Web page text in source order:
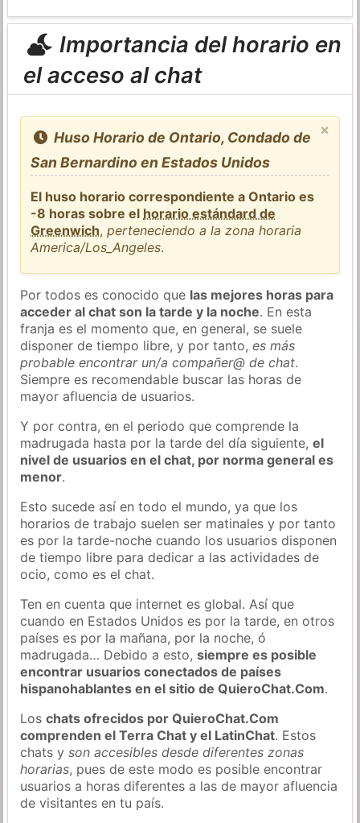
Importancia del horario en
el acceso al chat
×
Huso Horario de Ontario, Condado de
San Bernardino en Estados Unidos
El huso horario correspondiente a Ontario es
-8 horas sobre el horario estándard de
Greenwich,perteneciendo a la zona horaria
America/Los_Angeles.
Por todos es conocido que las mejores horas para
acceder al chat son la tarde y la noche. En esta
franja es el momento que, en general, se suele
disponer de tiempo libre, y por tanto,es más
probable encontrar un/a compañer@ de chat.
Siempre es recomendable buscar las horas de
mayor afluencia de usuarios.
Y por contra, en el periodo que comprende la
madrugada hasta por la tarde del día siguiente,el
nivel de usuarios en el chat, por norma general es
menor.
Esto sucede así en todo el mundo, ya que los
horarios de trabajo suelen ser matinales y por tanto
es por la tarde-noche cuando los usuarios disponen
de tiempo libre para dedicar a las actividades de
ocio, como es el chat.
Ten en cuenta que internet es global. Así que
cuando en Estados Unidos es por la tarde, en otros
países es por la mañana, por la noche, ó
madrugada… Debido a esto,siempre es posible
encontrar usuarios conectados de países
hispanohablantes en el sitio de QuieroChat.Com.
Loschats ofrecidos por QuieroChat.Com
comprenden el Terra Chat y el LatinChat. Estos
chats yson accesibles desde diferentes zonas
horarias, pues de este modo es posible encontrar
usuarios a horas diferentes a las de mayor afluencia
de visitantes en tu país.